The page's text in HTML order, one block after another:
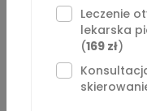
zgłosić się do lekarza
English-speaking
Oferowane
Leczenie
lekarska
(169 zł)